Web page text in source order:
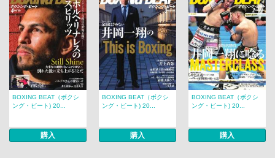
BOXING BEAT（ボクシ
ング・ビート) 20...
購入
BOXING BEAT（ボクシ
ング・ビート) 20...
購入
BOXING BEAT（ボクシ
ング・ビート) 20...
購入